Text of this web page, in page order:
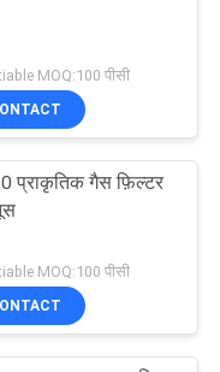
MOQ:100 पीसी
प्राकृतिक गैस फ़िल्टर
MOQ:100 पीसी